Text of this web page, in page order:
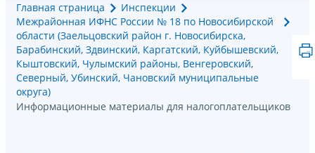
Главная страница
Инспекции
Межрайонная ИФНС России № 18 по Новосибирской
области (Заельцовский район г. Новосибирска,
Барабинский, Здвинский, Каргатский, Куйбышевский,
Кыштовский, Чулымский районы, Венгеровский,
Северный, Убинский, Чановский муниципальные
округа)
Информационные материалы для налогоплательщиков